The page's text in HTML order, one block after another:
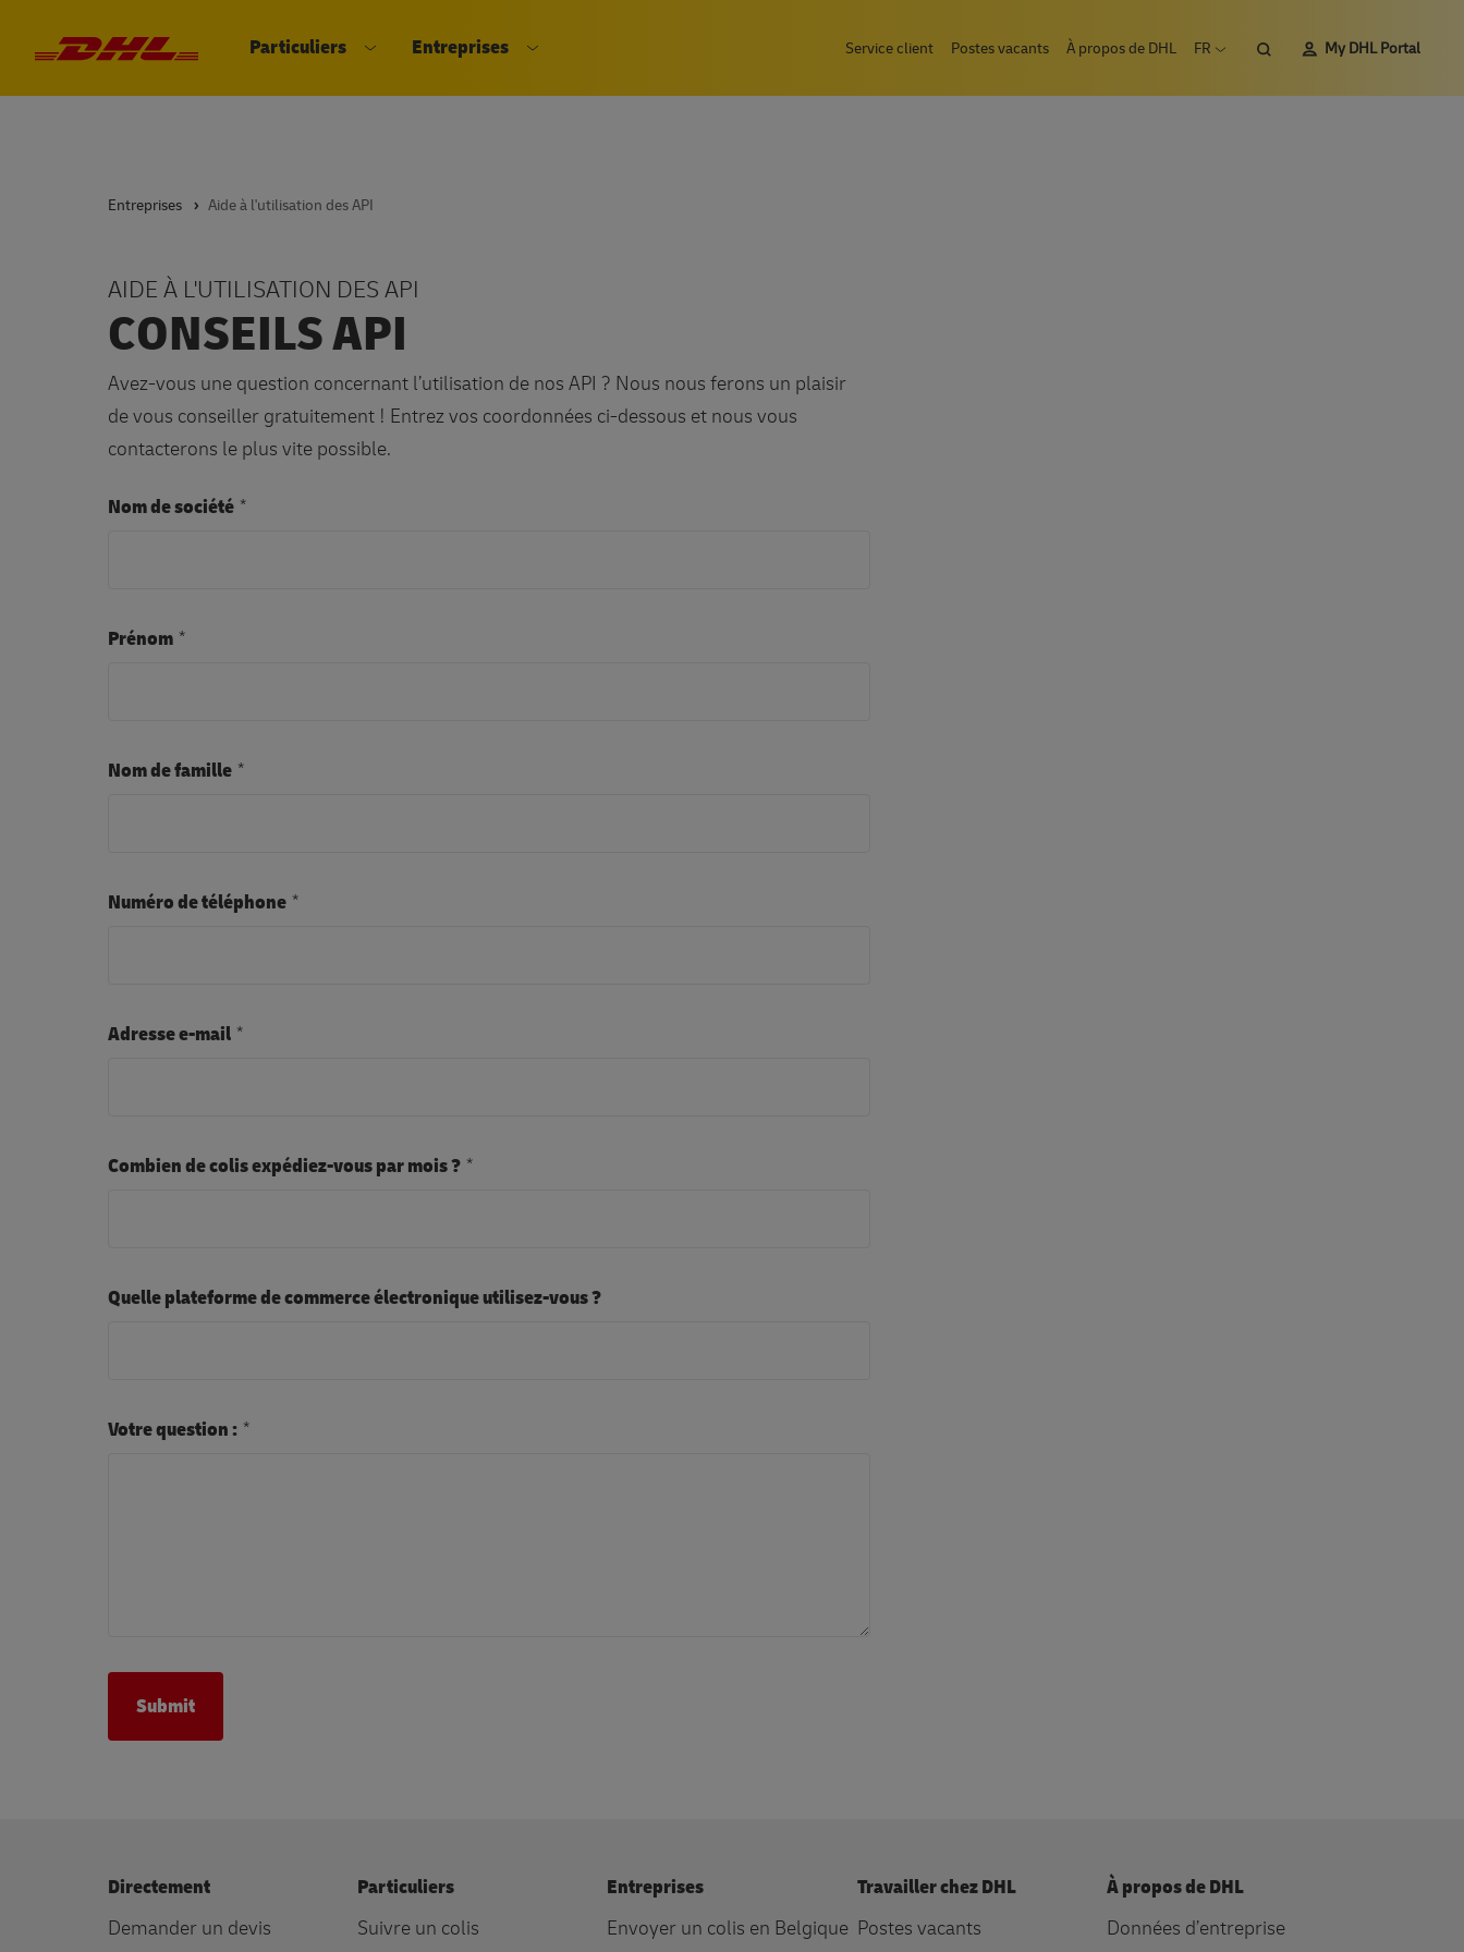
DHL eCommerce, aller à la page d'accueil
Particuliers
Entreprises
Service client Postes vacants À propos de DHL
FR
RechercherMy DHL Portal
Entreprises Aide à l'utilisation des API
CONSEILS API
AIDE À L'UTILISATION DES API
Avez-vous une question concernant l’utilisation de nos API ? Nous nous ferons un plaisir
de vous conseiller gratuitement ! Entrez vos coordonnées ci-dessous et nous vous
contacterons le plus vite possible.
Nom de société
Prénom
Nom de famille
Numéro de téléphone
Adresse e-mail
Combien de colis expédiez-vous par mois ?
Quelle plateforme de commerce électronique utilisez-vous ?
Votre question :
Directement
Demander un devis
Particuliers
Suivre un colis
Entreprises
Envoyer un colis en Belgique
Travailler chez DHL
Postes vacants
À propos de DHL
Données d’entreprise